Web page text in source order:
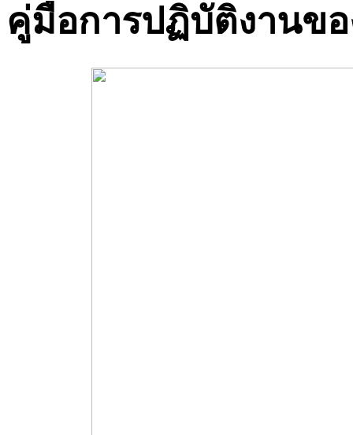
คู่มือการปฏิบัติงานขอ